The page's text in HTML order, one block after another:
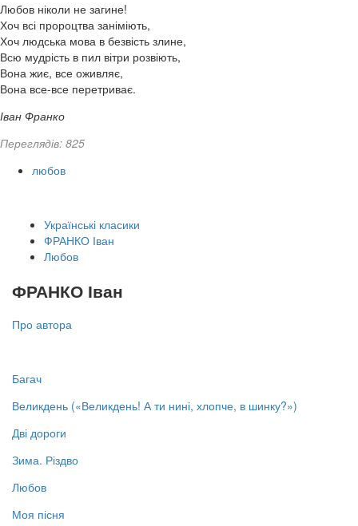
Любов ніколи не загине!
Хоч всі пророцтва заніміють,
Хоч людська мова в безвість злине,
Всю мудрість в пил вітри розвіють,
Вона жиє, все оживляє,
Вона все-все перетриває.
Іван Франко
Переглядів: 825
любов
Українські класики
ФРАНКО Іван
Любов
ФРАНКО Іван
Про автора
Багач
Великдень («Великдень! А ти нині, хлопче, в шинку?»)
Дві дороги
Зима. Різдво
Любов
Моя пісня